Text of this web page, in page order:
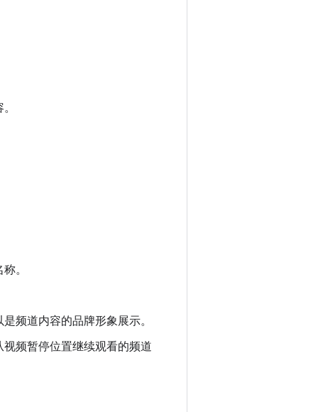
。
频道内容的品牌形象展示。
频暂停位置继续观看的频道